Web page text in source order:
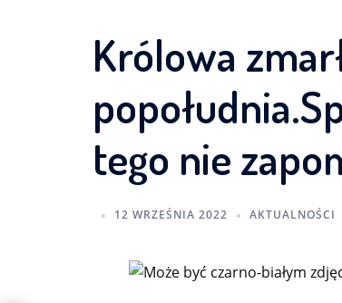
Królowa
tego nie
12 WRZEŚNIA 2022 AKTUALNOŚCI